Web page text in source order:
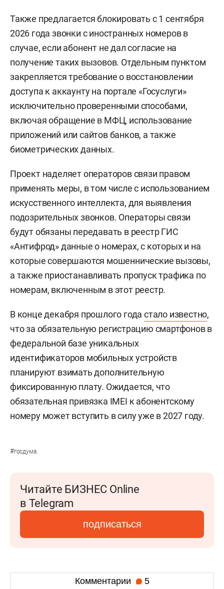
Также предлагается блокировать с 1 сентября
2026 года звонки с иностранных номеров в
случае, если абонент не дал согласие на
получение таких вызовов. Отдельным пунктом
закрепляется требование о восстановлении
доступа к аккаунту на портале «Госуслуги»
исключительно проверенными способами,
включая обращение в МФЦ, использование
приложений или сайтов банков, а также
биометрических данных.
Проект наделяет операторов связи правом
применять меры, в том числе с использованием
искусственного интеллекта, для выявления
подозрительных звонков. Операторы связи
будут обязаны передавать в реестр ГИС
«Антифрод» данные о номерах, с которых и на
которые совершаются мошеннические вызовы,
а также приостанавливать пропуск трафика по
номерам, включенным в этот реестр.
В конце декабря прошлого годастало известно,
что за обязательную регистрацию смартфонов в
федеральной базе уникальных
идентификаторов мобильных устройств
планируют взимать дополнительную
фиксированную плату. Ожидается, что
обязательная привязка IMEI к абонентскому
номеру может вступить в силу уже в 2027 году.
#госдума
Читайте БИЗНЕС Online
в Telegram
подписаться
Комментарии 5